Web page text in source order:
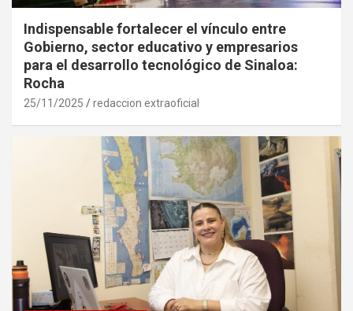
Indispensable fortalecer el vínculo entre
Gobierno, sector educativo y empresarios
para el desarrollo tecnológico de Sinaloa:
Rocha
25/11/2025 redaccion extraoficial